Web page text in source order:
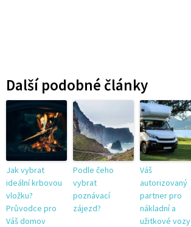
Další podobné články
Jak vybrat
ideální krbovou
vložku?
Průvodce pro
Váš domov
Podle čeho
vybrat
poznávací
zájezd?
Váš
autorizovaný
partner pro
nákladní a
užitkové vozy